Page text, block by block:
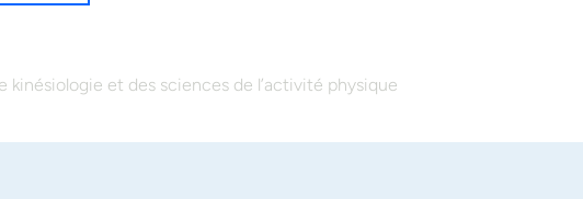
kinésiologie et des sciences de l’activité physique